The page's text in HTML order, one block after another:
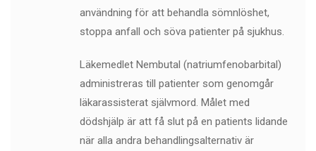
användning för att behandla sömnlöshet,
stoppa anfall och söva patienter på sjukhus.
Läkemedlet Nembutal (natriumfenobarbital)
administreras till patienter som genomgår
läkarassisterat självmord. Målet med
dödshjälp är att få slut på en patients lidande
när alla andra behandlingsalternativ är